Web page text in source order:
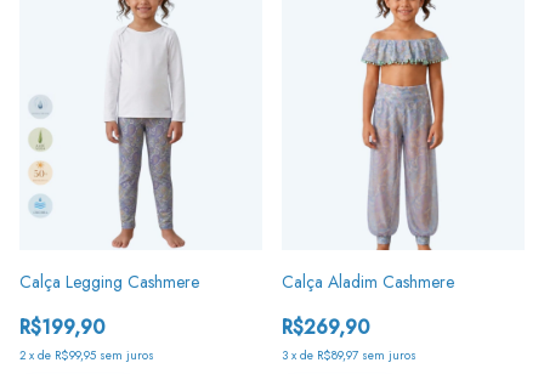
Calça Legging Cashmere
R$199,90
2 x de R$99,95 sem juros
Calça Aladim Cashmere
R$269,90
3 x de R$89,97 sem juros